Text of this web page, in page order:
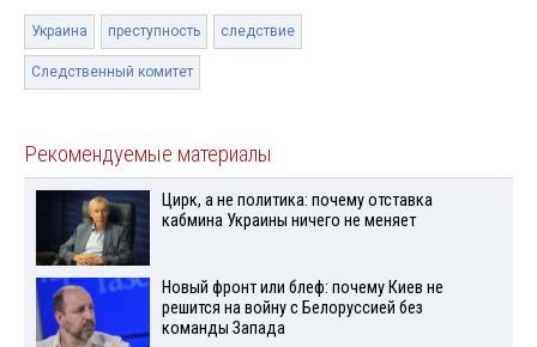
Украина преступность следствие
Следственный комитет
Рекомендуемые материалы
Цирк, а не политика: почему отставка
кабмина Украины ничего не меняет
Новый фронт или блеф: почему Киев не
решится на войну с Белоруссией без
команды Запада